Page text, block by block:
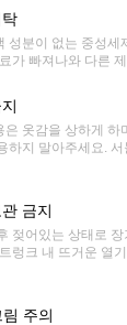
성분이 없는 중성세
가 빠져나와 다른
은 옷감을 상하게 하
하지 말아주세요.
금지
젖어있는 상태로
렁크 내 뜨거운 열
림 주의